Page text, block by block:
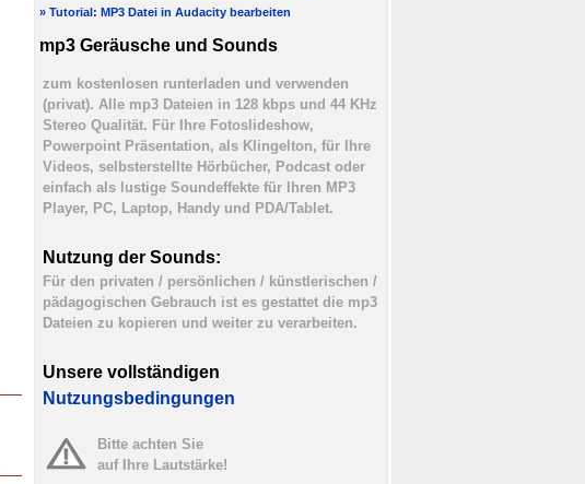
» Tutorial: MP3 Datei in Audacity bearbeiten
mp3 Geräusche und Sounds
zum kostenlosen runterladen und verwenden
(privat). Alle mp3 Dateien in 128 kbps und 44 KHz
Stereo Qualität. Für Ihre Fotoslideshow,
Powerpoint Präsentation, als Klingelton, für Ihre
Videos, selbsterstellte Hörbücher, Podcast oder
einfach als lustige Soundeffekte für Ihren MP3
Player, PC, Laptop, Handy und PDA/Tablet.
Nutzung der Sounds:
Für den privaten / persönlichen / künstlerischen /
pädagogischen Gebrauch ist es gestattet die mp3
Dateien zu kopieren und weiter zu verarbeiten.
Unsere vollständigen
Nutzungsbedingungen
Bitte achten Sie
auf Ihre Lautstärke!